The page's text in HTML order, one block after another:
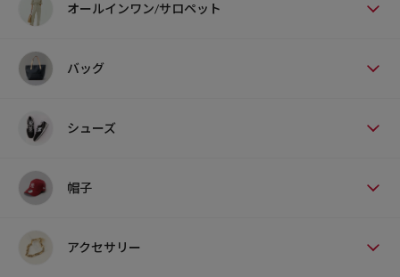
オールインワン/サロペット
バッグ
シューズ
帽子
アクセサリー